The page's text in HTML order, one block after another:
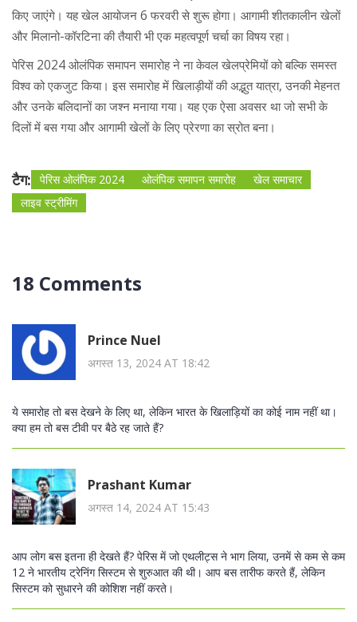
किए जाएंगे। यह खेल आयोजन 6 फरवरी से शुरू होगा। आगामी शीतकालीन खेलों
और मिलानो-कॉरटिना की तैयारी भी एक महत्वपूर्ण चर्चा का विषय रहा।
पेरिस 2024 ओलंपिक समापन समारोह ने ना केवल खेलप्रेमियों को बल्कि समस्त
विश्व को एकजुट किया। इस समारोह में खिलाड़ीयों की अद्भुत यात्रा, उनकी मेहनत
और उनके बलिदानों का जश्न मनाया गया। यह एक ऐसा अवसर था जो सभी के
दिलों में बस गया और आगामी खेलों के लिए प्रेरणा का स्रोत बना।
टैग: पेरिस ओलंपिक 2024 ओलंपिक समापन समारोह
खेल समाचार
लाइव स्ट्रीमिंग
18 Comments
Prince Nuel
अगस्त 13, 2024 AT 18:42
ये समारोह तो बस देखने के लिए था, लेकिन भारत के खिलाड़ियों का कोई नाम नहीं था।
क्या हम तो बस टीवी पर बैठे रह जाते हैं?
Prashant Kumar
अगस्त 14, 2024 AT 15:43
आप लोग बस इतना ही देखते हैं? पेरिस में जो एथलीट्स ने भाग लिया, उनमें से कम से कम
12 ने भारतीय ट्रेनिंग सिस्टम से शुरुआत की थी। आप बस तारीफ करते हैं, लेकिन
सिस्टम को सुधारने की कोशिश नहीं करते।